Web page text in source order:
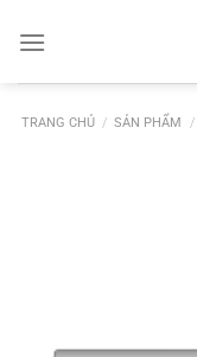
TRANG CHỦ / SẢN PHẨM /